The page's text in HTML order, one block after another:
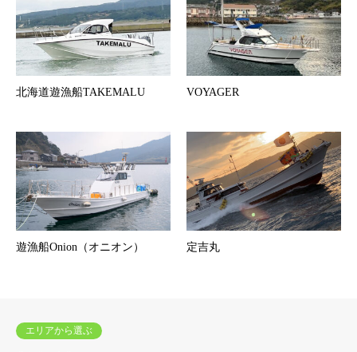
北海道遊漁船TAKEMALU VOYAGER
遊漁船Onion（オニオン） 定吉丸
エリアから選ぶ